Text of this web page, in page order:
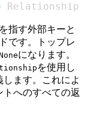
Relationship
を指す外部キーと
です。トップレ
になります。
を使用し
ます。これによ
トへのすべての返